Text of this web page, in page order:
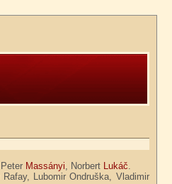
Massányi, Norbert Lukáč.
Lubomir Ondruška, Vladimir